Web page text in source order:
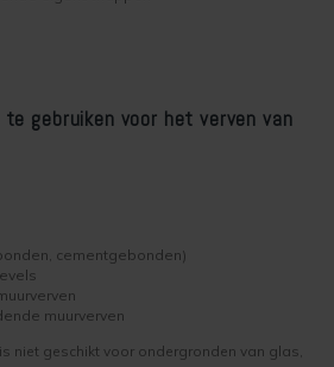
te gebruiken voor het verven van
cementgebonden)
muurverven
niet geschikt voor ondergronden van glas,